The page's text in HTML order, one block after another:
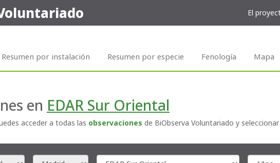
El
Resumen por instalación Resumen por especie Fenología Mapa
en EDAR Sur Oriental
acceder a todas las observaciones de BiObserva Voluntariado y